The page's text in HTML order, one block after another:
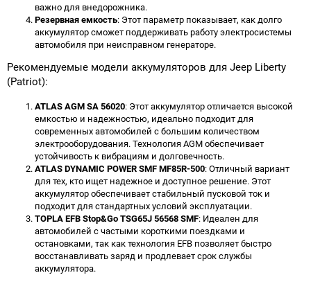
важно для внедорожника.
Резервная емкость: Этот параметр показывает, как долго
аккумулятор сможет поддерживать работу электросистемы
автомобиля при неисправном генераторе.
Рекомендуемые модели аккумуляторов для Jeep Liberty
(Patriot):
ATLAS AGM SA 56020: Этот аккумулятор отличается высокой
емкостью и надежностью, идеально подходит для
современных автомобилей с большим количеством
электрооборудования. Технология AGM обеспечивает
устойчивость к вибрациям и долговечность.
ATLAS DYNAMIC POWER SMF MF85R-500: Отличный вариант
для тех, кто ищет надежное и доступное решение. Этот
аккумулятор обеспечивает стабильный пусковой ток и
подходит для стандартных условий эксплуатации.
TOPLA EFB Stop&Go TSG65J 56568 SMF: Идеален для
автомобилей с частыми короткими поездками и
остановками, так как технология EFB позволяет быстро
восстанавливать заряд и продлевает срок службы
аккумулятора.